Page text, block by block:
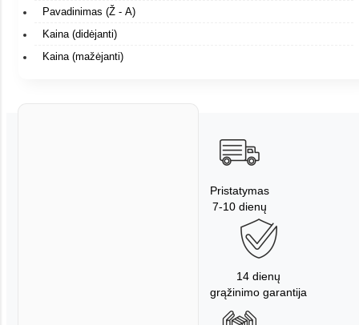
Pavadinimas (Ž - A)
Kaina (didėjanti)
Kaina (mažėjanti)
Pristatymas
7-10 dienų
14 dienų
grąžinimo garantija